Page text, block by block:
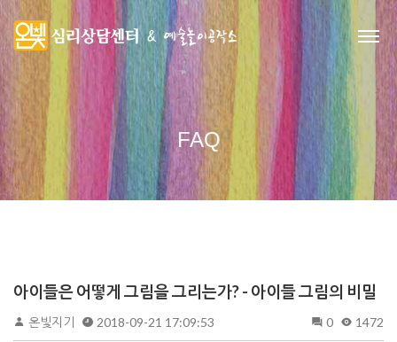
FAQ
아이들은 어떻게 그림을 그리는가? - 아이들 그림의 비밀
온빛지기 2018-09-21 17:09:53 0 1472